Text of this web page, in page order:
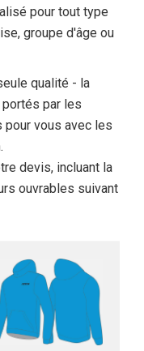
pour tout type
groupe d'âge ou
qualité - la
par les
vous avec les
devis, incluant la
ouvrables suivant